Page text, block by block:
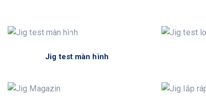
Jig test màn hình